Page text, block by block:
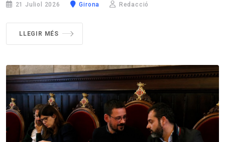
21 Juliol 2026 Girona Redacció
LLEGIR MÉS